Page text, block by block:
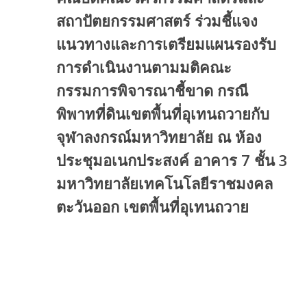
สถาปัตยกรรมศาสตร์ ร่วมชี้แจง
แนวทางและการเตรียมแผนรองรับ
การดำเนินงานตามมติคณะ
กรรมการพิจารณาชี้ขาด กรณี
พิพาทที่ดินเขตพื้นที่อุเทนถวายกับ
จุฬาลงกรณ์มหาวิทยาลัย ณ ห้อง
ประชุมอเนกประสงค์ อาคาร 7 ชั้น 3
มหาวิทยาลัยเทคโนโลยีราชมงคล
ตะวันออก เขตพื้นที่อุเทนถวาย